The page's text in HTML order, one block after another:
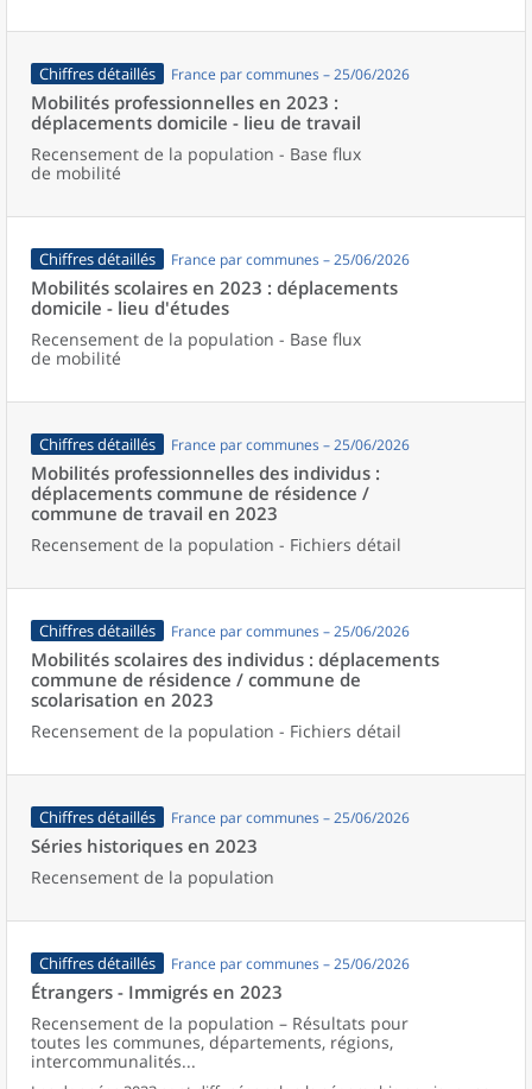
Chiffres détaillés France par communes – 25/06/2026
Mobilités professionnelles en 2023 :
déplacements domicile - lieu de travail
Recensement de la population - Base flux
de mobilité
Chiffres détaillés France par communes – 25/06/2026
Mobilités scolaires en 2023 : déplacements
domicile - lieu d'études
Recensement de la population - Base flux
de mobilité
Chiffres détaillés France par communes – 25/06/2026
Mobilités professionnelles des individus :
déplacements commune de résidence /
commune de travail en 2023
Recensement de la population - Fichiers détail
Chiffres détaillés France par communes – 25/06/2026
Mobilités scolaires des individus : déplacements
commune de résidence / commune de
scolarisation en 2023
Recensement de la population - Fichiers détail
Chiffres détaillés France par communes – 25/06/2026
Séries historiques en 2023
Recensement de la population
Chiffres détaillés France par communes – 25/06/2026
Étrangers - Immigrés en 2023
Recensement de la population – Résultats pour
toutes les communes, départements, régions,
intercommunalités...